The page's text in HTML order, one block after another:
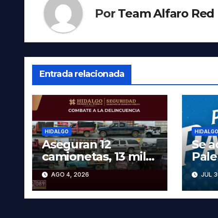
Por Team Alfaro Red
Entrada relacionada
HIDALGO
Aseguran 12
camionetas, 13 mil
600 litros de
hidrocarburo y dos
vehículos robados
AGO 4, 2026
HIDALGO
Se
las
JUL